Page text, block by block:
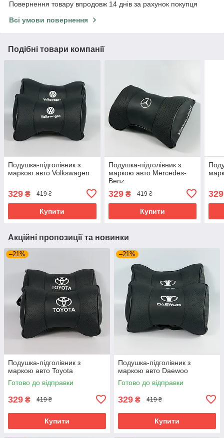
Повернення товару впродовж 14 днів за рахунок покупця
Всі умови повернення
Подібні товари компанії
Подушка-підголівник з
маркою авто Volkswagen
329 ₴ 419 ₴
Купити
Подушка-підголівник з
маркою авто Mercedes-
Benz
329₴ 419 ₴
Купити
329
Акційні пропозиції та новинки
–21%
Подушка-підголівник з
маркою авто Toyota
Готово до відправки
329 ₴ 419 ₴
Купити
–21%
Подушка-підголівник з
маркою авто Daewoo
Готово до відправки
329 ₴ 419 ₴
Купити